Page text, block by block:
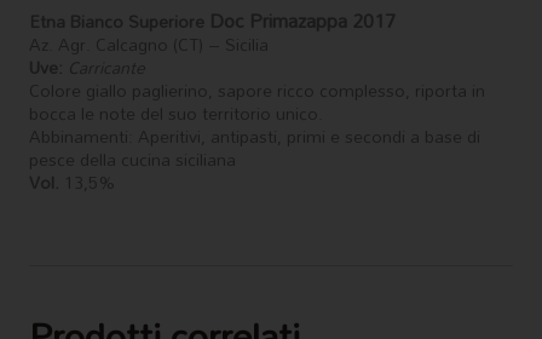
Etna Bianco Superiore Doc Primazappa 2017
Az. Agr. Calcagno (CT) – Sicilia
Uve: Carricante
Colore giallo paglierino, sapore ricco complesso, riporta in
bocca le note del suo territorio unico.
Abbinamenti: Aperitivi, antipasti, primi e secondi a base di
pesce della cucina siciliana
Vol. 13,5%